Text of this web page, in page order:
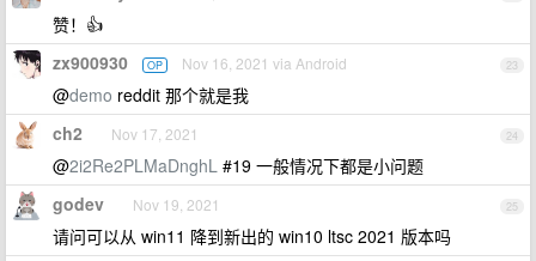
赞！👍
23
zx900930 OP Nov 16, 2021 via Android
@demo reddit 那个就是我
24
ch2 Nov 17, 2021
@2i2Re2PLMaDnghL #19 一般情况下都是小问题
25
godev Nov 19, 2021
请问可以从 win11 降到新出的 win10 ltsc 2021 版本吗